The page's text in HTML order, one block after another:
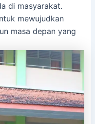
di masyarakat.
mewujudkan
masa depan yang